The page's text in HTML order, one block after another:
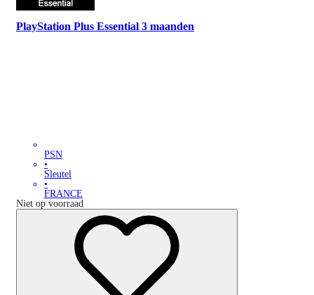
PlayStation Plus Essential 3 maanden
PSN
•
Sleutel
•
FRANCE
Niet op voorraad